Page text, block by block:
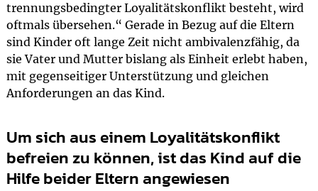
trennungsbedingter Loyalitätskonflikt besteht, wird
oftmals übersehen.“ Gerade in Bezug auf die Eltern
sind Kinder oft lange Zeit nicht ambivalenzfähig, da
sie Vater und Mutter bislang als Einheit erlebt haben,
mit gegenseitiger Unterstützung und gleichen
Anforderungen an das Kind.
Um sich aus einem Loyalitätskonflikt
befreien zu können, ist das Kind auf die
Hilfe beider Eltern angewiesen